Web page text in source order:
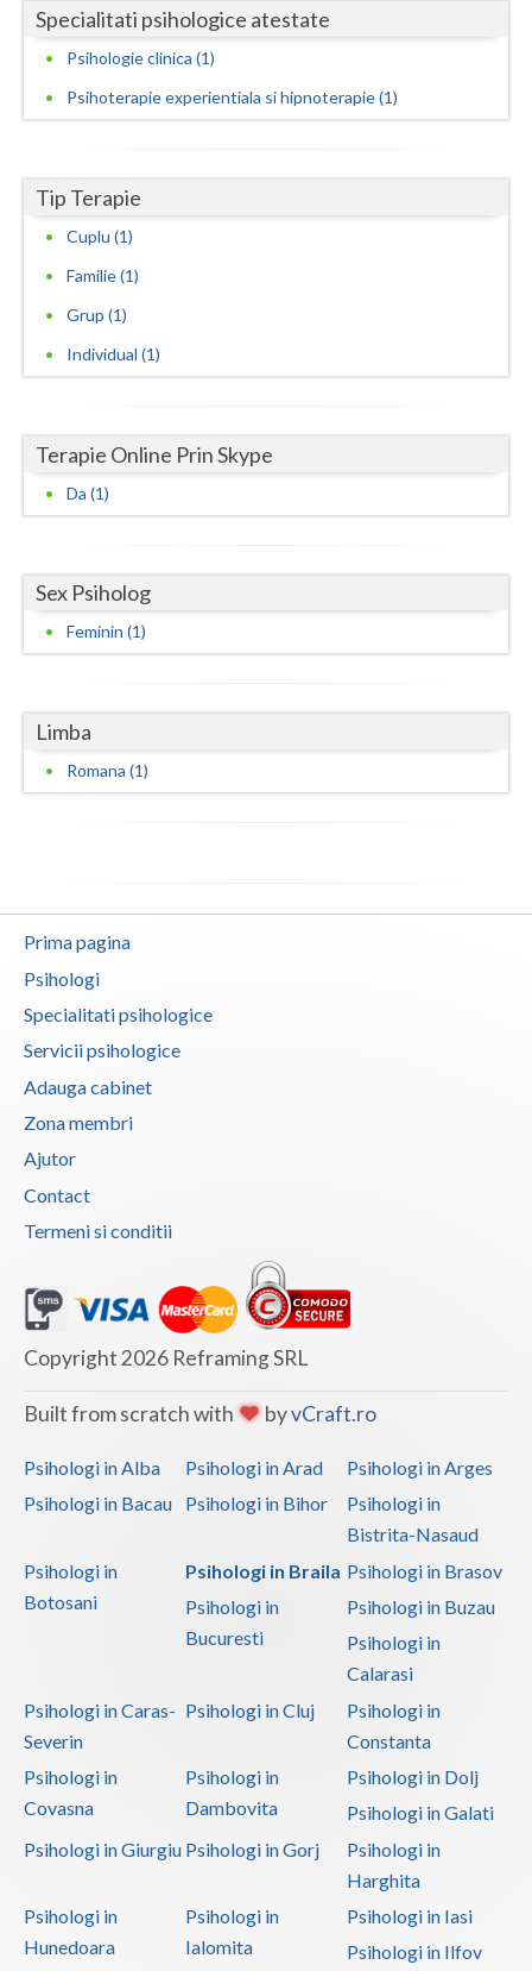
Salaj
Sibiu
Teleorman
Tulcea
Valcea
Vrancea
Specialitati psihologice atestate
Psihologie clinica (1)
Psihoterapie experientiala si hipnoterapie (1)
Tip Terapie
Cuplu (1)
Familie (1)
Grup (1)
Individual (1)
Terapie Online Prin Skype
Da (1)
Sex Psiholog
Feminin (1)
Limba
Romana (1)
Prima pagina
Psihologi
Specialitati psihologice
Servicii psihologice
Adauga cabinet
Zona membri
Ajutor
Contact
Termeni si conditii
Copyright 2026 Reframing SRL
Built from scratch with byvCraft.ro
Psihologi in Alba Psihologi in Arad
Psihologi in Arges
Psihologi in Bacau
Psihologi in Bihor
Psihologi in
Bistrita-Nasaud
Psihologi in
Botosani
Psihologi in Braila Psihologi in Brasov
Psihologi in
Bucuresti
Psihologi in Buzau
Psihologi in
Calarasi
Psihologi in Caras-
Severin
Psihologi in Cluj
Psihologi in
Constanta
Psihologi in
Covasna
Psihologi in
Dambovita
Psihologi in Dolj
Psihologi in Galati
Psihologi in Giurgiu Psihologi in Gorj
Psihologi in
Harghita
Psihologi in
Hunedoara
Psihologi in
Ialomita
Psihologi in Iasi
Psihologi in Ilfov